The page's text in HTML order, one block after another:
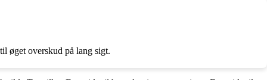
øget overskud på lang sigt.